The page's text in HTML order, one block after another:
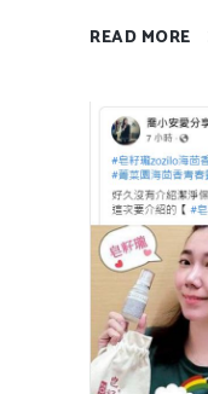
READ MORE